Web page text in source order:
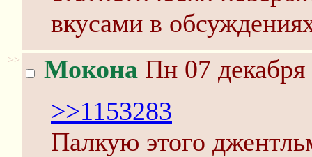
вкусами в
>> Мокона Пн 07
>>1153283
Палкую этого